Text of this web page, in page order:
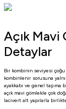
Açık Mavi
Detaylar
Bir kombinin seviyesi
kombinlenir sorusuna
ayakkabı ve genel
açık mavi gömlekle çok
lacivert alt yapılarla